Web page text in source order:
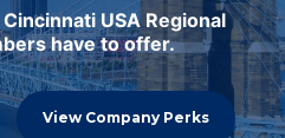
USA Regional
have to offer.
View Company Perks